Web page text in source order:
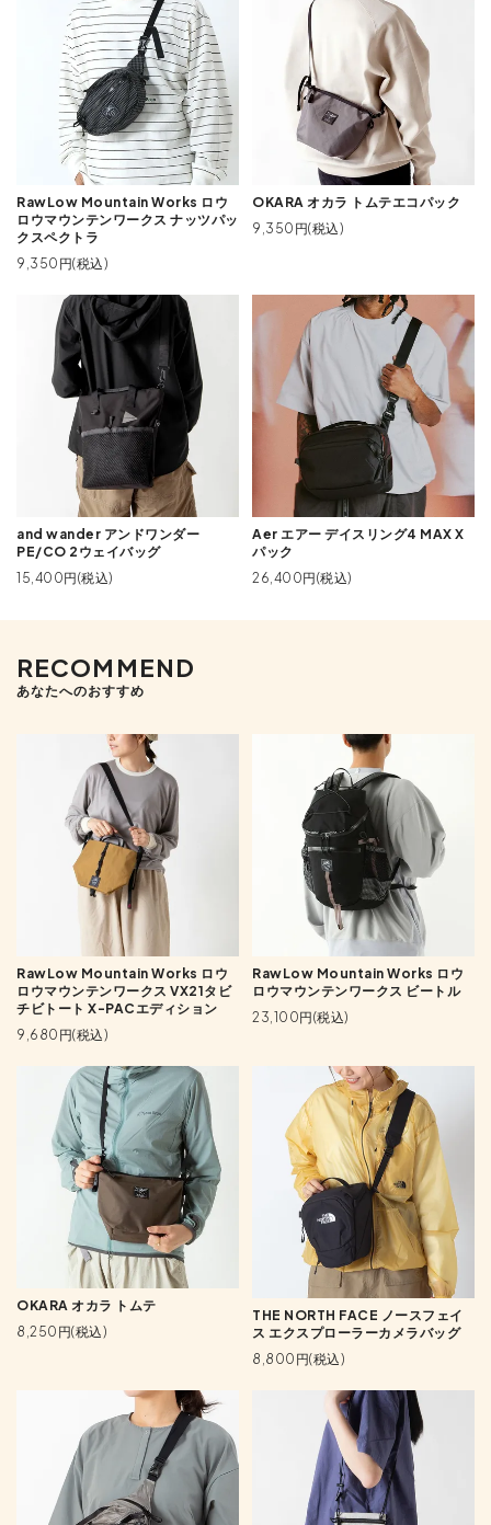
RawLow Mountain Works ロウ
ロウマウンテンワークス ナッツパッ
クスペクトラ
9,350円(税込)
OKARA オカラ トムテエコパック
9,350円(税込)
and wander アンドワンダー
PE/CO 2ウェイバッグ
15,400円(税込)
Aer エアー デイスリング4 MAX X
パック
26,400円(税込)
RECOMMEND
あなたへのおすすめ
RawLow Mountain Works ロウ
ロウマウンテンワークス VX21タビ
チビトート X-PACエディション
9,680円(税込)
RawLow Mountain Works ロウ
ロウマウンテンワークス ビートル
23,100円(税込)
OKARA オカラ トムテ
8,250円(税込)
THE NORTH FACE ノースフェイ
ス エクスプローラーカメラバッグ
8,800円(税込)